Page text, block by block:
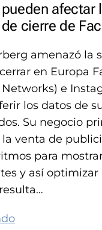
afectar
cierre de
amenazó la
en Europa
e
los datos de
Su negocio
venta de
para
y así optimizar
Cómo